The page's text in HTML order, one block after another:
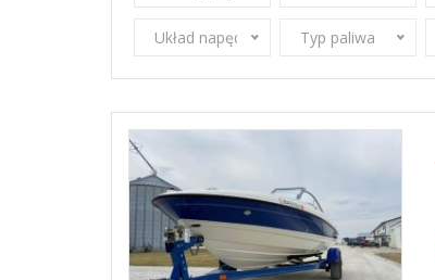
Układ napędowy Typ paliwa